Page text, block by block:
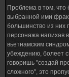
Проблема в том, что
выбранной ими
большинство из них
персонажа напихав
вьетнамским
убеждению, болеет
говоришь "создай
сложного", это